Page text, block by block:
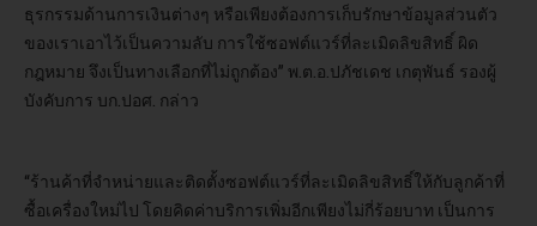
ธุรกรรมด้านการเงินต่างๆ หรือเพียงต้องการเก็บรักษาข้อมูลส่วนตัว
ของเราเอาไว้เป็นความลับ การใช้ซอฟต์แวร์ที่ละเมิดลิขสิทธิ์ ผิด
กฎหมาย จึงเป็นทางเลือกที่ไม่ถูกต้อง” พ.ต.อ.ปภัชเดช เกตุพันธ์ รองผู้
บังคับการ บก.ปอศ. กล่าว
“ร้านค้าที่จำหน่ายและติดตั้งซอฟต์แวร์ที่ละเมิดลิขสิทธิ์ให้กับลูกค้าที่
ซื้อเครื่องใหม่ไป โดยคิดค่าบริการเพิ่มอีกเพียงไม่กี่ร้อยบาท เป็นการ